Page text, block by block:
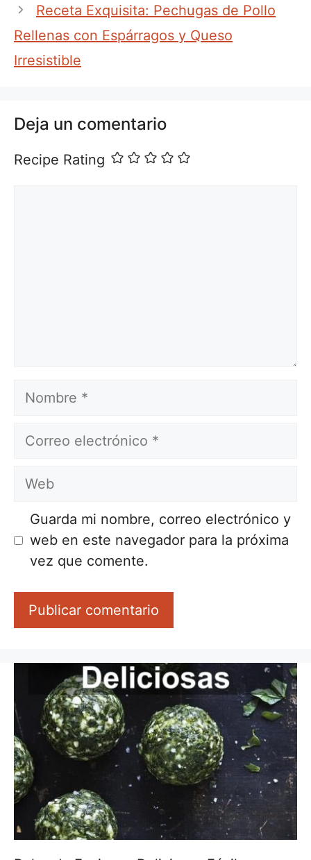
Receta Exquisita: Pechugas de Pollo
Rellenas con Espárragos y Queso
Irresistible
Deja un comentario
Recipe Rating
Nombre
Correo
Web
Guarda mi nombre, correo electrónico y
web en este navegador para la próxima
vez que comente.